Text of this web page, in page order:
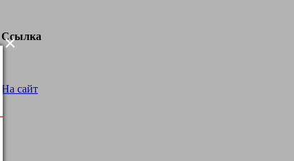
×
Ссылка
На сайт